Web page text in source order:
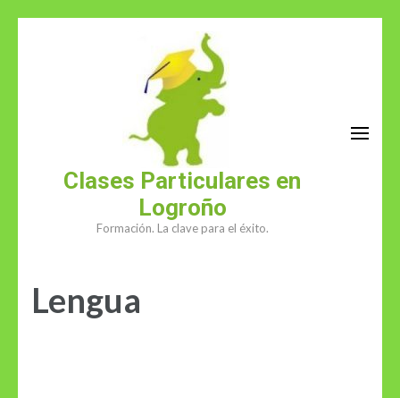
Clases Particulares en
Logroño
Formación. La clave para el éxito.
Lengua